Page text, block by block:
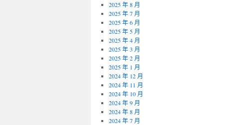
2025 年 8 月
2025 年 7 月
2025 年 6 月
2025 年 5 月
2025 年 4 月
2025 年 3 月
2025 年 2 月
2025 年 1 月
2024 年 12 月
2024 年 11 月
2024 年 10 月
2024 年 9 月
2024 年 8 月
2024 年 7 月